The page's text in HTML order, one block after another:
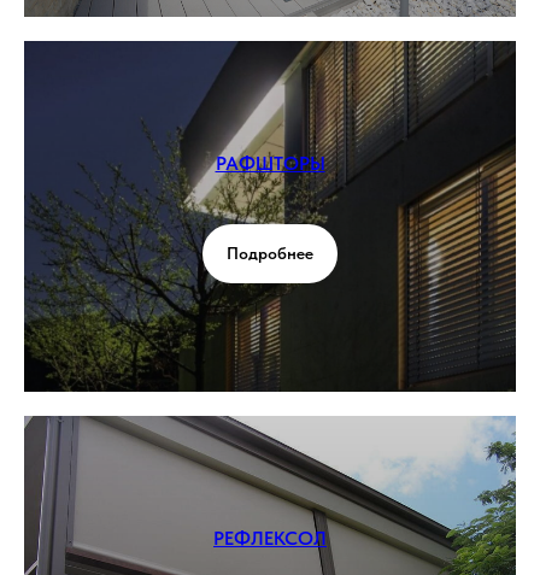
РАФШТОРЫ
Подробнее
РЕФЛЕКСОЛ